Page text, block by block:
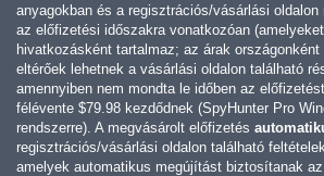
anyagokban és a regisztrációs/vásárlási oldalon
az előfizetési időszakra vonatkozóan
hivatkozásként tartalmaz; az árak
eltérőek lehetnek a vásárlási oldalon található
amennyiben nem mondta le időben az
félévente $79.98 kezdődnek (SpyHunter Pro
rendszerre). A megvásárolt előfizetés
regisztrációs/vásárlási oldalon található
amelyek automatikus megújítást biztosítanak